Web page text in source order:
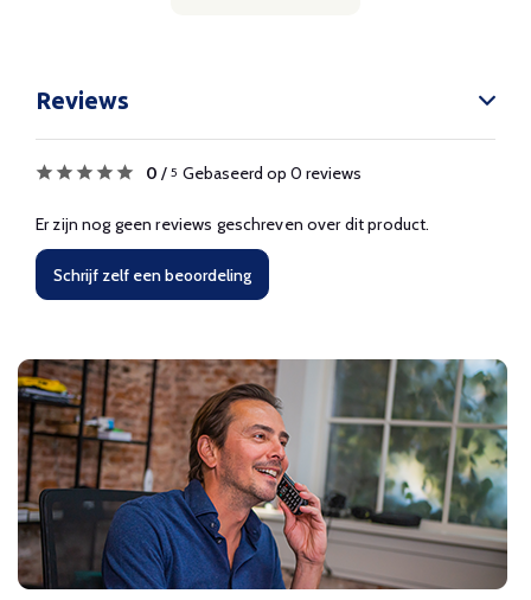
Reviews
0 / 5 Gebaseerd op 0 reviews
Er zijn nog geen reviews geschreven over dit product.
Schrijf zelf een beoordeling